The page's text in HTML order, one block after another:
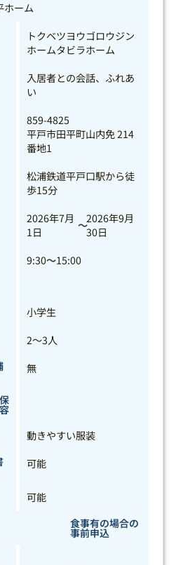
ホーム
トクベツヨウゴロウジン
ホームタビラホーム
入居者との会話、ふれあ
い
859-4825
平戸市田平町山内免 214
番地1
松浦鉄道平戸口駅から徒
歩15分
2026年7月
1日
～2026年9月
30日
9:30～15:00
小学生
2～3人
無
動きやすい服装
可能
可能
食事有の場合の
事前申込